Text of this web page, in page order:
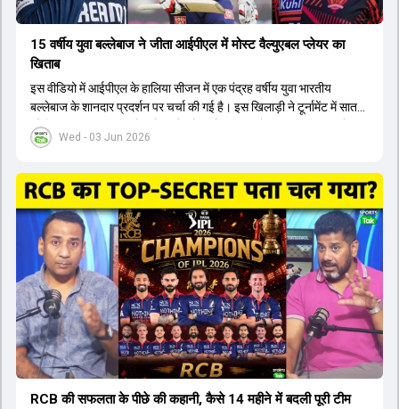
Wed - 03 Jun 2026
15 वर्षीय युवा बल्लेबाज ने जीता आईपीएल में मोस्ट वैल्युएबल प्लेयर का
खिताब
इस वीडियो में आईपीएल के हालिया सीजन में एक पंद्रह वर्षीय युवा भारतीय
बल्लेबाज के शानदार प्रदर्शन पर चर्चा की गई है। इस खिलाड़ी ने टूर्नामेंट में सात
सौ छिहत्तर रन बनाकर ऑरेंज कैप और मोस्ट वैल्युएबल प्लेयर का खिताब अपने नाम
किया है। वीडियो में बताया गया है कि ऑस्ट्रेलियाई टीम के वर्तमान कप्तान और
ऑस्ट्रेलियाई कप्तान के अनुसार, शुरुआत में लोगों को इस खिलाड़ी के प्रदर्शन पर
संदेह था, लेकिन अब उसने खुद को एक बेहतरीन बल्लेबाज साबित कर दिया है जो
गेंद को बाउंड्री के काफी पार मारने की क्षमता रखता है। वहीं, इंग्लैंड के पूर्व कप्तान
ने कहा कि टूर्नामेंट जीतने वाली टीम के अलावा इस सीजन की सबसे बड़ी बात इस
युवा खिलाड़ी का प्रदर्शन रहा है, जिसे देखने के लिए स्टेडियम में भारी भीड़ उमड़ती
थी। शानदार प्रदर्शन के बाद इस युवा खिलाड़ी को श्रीलंका में होने वाली
त्रिकोणीय सीरीज के लिए इंडिया ए टीम में भी शामिल कर लिया गया है।
RCB की सफलता के पीछे की कहानी, कैसे 14 महीने में बदली पूरी टीम